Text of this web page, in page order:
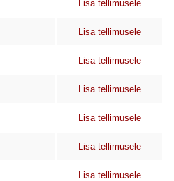
Lisa tellimusele
Lisa tellimusele
Lisa tellimusele
Lisa tellimusele
Lisa tellimusele
Lisa tellimusele
Lisa tellimusele